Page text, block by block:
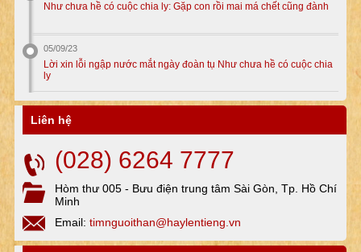
Như chưa hề có cuộc chia ly: Gặp con rồi mai má chết cũng đành
05/09/23
Lời xin lỗi ngập nước mắt ngày đoàn tụ Như chưa hề có cuộc chia
ly
Liên hệ
(028) 6264 7777
Hòm thư 005 - Bưu điện trung tâm Sài Gòn, Tp. Hồ Chí
Minh
Email: timnguoithan@haylentieng.vn